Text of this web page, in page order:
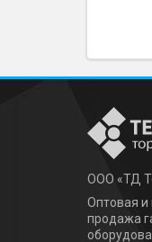
ООО «ТД
Оптовая и
продажа